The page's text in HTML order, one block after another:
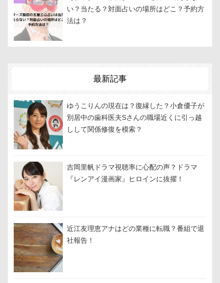
い？当たる？対面占いの場所はどこ？予約方
法は？
最新記事
ゆうこりんの現在は？復縁した？小倉優子が
別居中の歯科医夫Sさんの職場近くに引っ越
しして関係修復を模索？
吉岡里帆ドラマ視聴率に心配の声？ドラマ
『レンアイ漫画家』ヒロインに抜擢！
近江友理恵アナはどの業種に転職？番組で退
社報告！